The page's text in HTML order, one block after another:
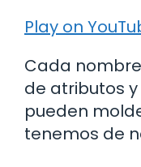
Play on
Cada
de atributos
pueden
tenemos de